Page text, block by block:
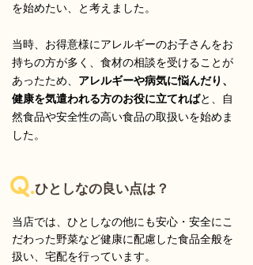
を始めたい、と考えました。
当時、お得意様にアレルギーのお子さんをお
持ちの方が多く、食材の相談を受けることが
あったため、 アレルギーや病気に悩んだり、
健康を気遣われる方のお役に立てればと、自
然食品や安全性の高い食品の取扱いを始めま
した。
Q.ひとしなの良い点は？
当店では、ひとしなの他にも安心・安全にこ
だわった野菜など健康に配慮した食品全般を
扱い、宅配を行っています。